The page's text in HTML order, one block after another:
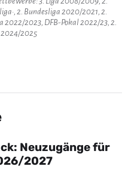
2. Bundesliga 2020/2021, 2.
2022/2023, DFB-Pokal 2022/23, 2.
2024/2025
Neuzugänge für
2027